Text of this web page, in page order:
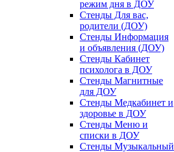
режим дня в ДОУ
Стенды Для вас,
родители (ДОУ)
Стенды Информация
и объявления (ДОУ)
Стенды Кабинет
психолога в ДОУ
Стенды Магнитные
для ДОУ
Стенды Медкабинет и
здоровье в ДОУ
Стенды Меню и
списки в ДОУ
Стенды Музыкальный